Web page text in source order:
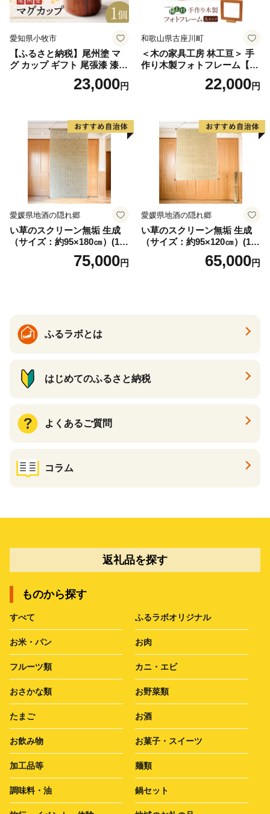
愛知県小牧市
【ふるさと納税】尾州塗 マ
グ カップ ギフト 尾張漆 漆
漆器 漆器工芸 工芸品 芸術性
実用性 抗菌性 美味しく安全
ウイルス効果 お取り寄せ 愛
知県 小牧市 送料無料
23,000円
和歌山県古座川町
＜木の家具工房 林工亘＞ 手
作り木製フォトフレーム【A
22,000円
愛媛県地酒の隠れ郷
い草のスクリーン無垢 生成
（サイズ：約95×180㎝）(14
75,000円
愛媛県地酒の隠れ郷
い草のスクリーン無垢 生成
（サイズ：約95×120㎝）(14
65,000円
ふるラボとは
はじめてのふるさと納税
よくあるご質問
コラム
返礼品を探す
ものから探す
すべて ふるラボオリジナル
お米・パン お肉
フルーツ類 カニ・エビ
おさかな類 お野菜類
たまご お酒
お飲み物 お菓子・スイーツ
加工品等 麺類
調味料・油 鍋セット